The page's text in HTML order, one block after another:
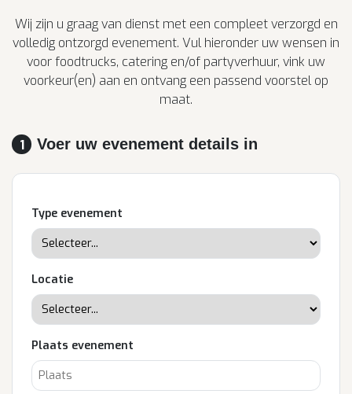
Wij zijn u graag van dienst met een compleet verzorgd en
volledig ontzorgd evenement. Vul hieronder uw wensen in
voor foodtrucks, catering en/of partyverhuur, vink uw
voorkeur(en) aan en ontvang een passend voorstel op
maat.
1 Voer uw evenement details in
Type evenement
Locatie
Plaats evenement